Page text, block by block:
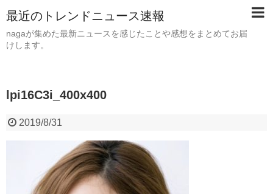
最近のトレンドニュース速報
nagaが集めた最新ニュースを感じたことや感想をまとめてお届
けします。
lpi16C3i_400x400
2019/8/31